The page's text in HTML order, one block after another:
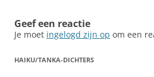
Geef een reactie
Je moet ingelogd zijn op om een
HAIKU/TANKA-DICHTERS